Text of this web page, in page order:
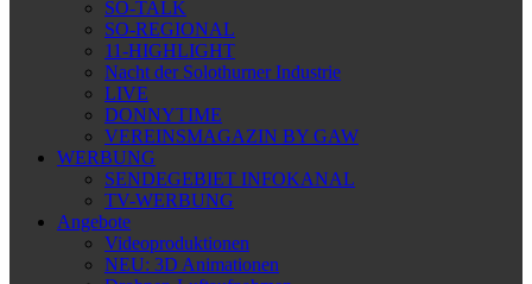
SO-TALK
SO-REGIONAL
11-HIGHLIGHT
Nacht der Solothurner Industrie
LIVE
DONNYTIME
VEREINSMAGAZIN BY GAW
WERBUNG
SENDEGEBIET INFOKANAL
TV-WERBUNG
Angebote
Videoproduktionen
NEU: 3D Animationen